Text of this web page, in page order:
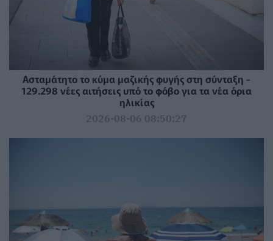
Ασταμάτητο το κύμα μαζικής φυγής στη σύνταξη -
129.298 νέες αιτήσεις υπό το φόβο για τα νέα όρια
ηλικίας
2026-08-06 08:50:27